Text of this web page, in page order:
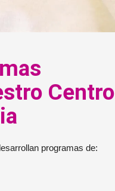
Centro
programas de: